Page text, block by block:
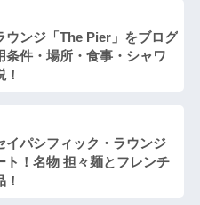
ウンジ「The Pier」をブログ
条件・場所・食事・シャワ
イパシフィック・ラウンジ
ト！名物 担々麺とフレンチ